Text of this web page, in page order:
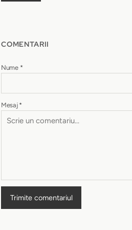
COMENTARII
Nume *
Mesaj *
Trimite comentariul